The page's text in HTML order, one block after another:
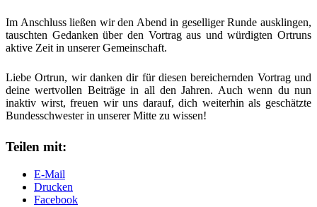
Im Anschluss lie­ßen wir den Abend in gesel­li­ger Run­de aus­klin­gen,
tausch­ten Gedan­ken über den Vor­trag aus und wür­dig­ten Ortruns
akti­ve Zeit in unse­rer Gemeinschaft.
Lie­be Ortrun, wir dan­ken dir für die­sen berei­chern­den Vor­trag und
dei­ne wert­vol­len Bei­trä­ge in all den Jah­ren. Auch wenn du nun
inak­tiv wirst, freu­en wir uns dar­auf, dich wei­ter­hin als geschätz­te
Bun­des­schwes­ter in unse­rer Mit­te zu wissen!
Teilen mit:
E‑Mail
Dru­cken
Face­book